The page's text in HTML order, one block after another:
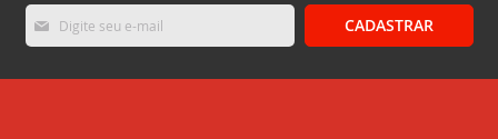
Inscreva-
se
nossa
CADASTRAR